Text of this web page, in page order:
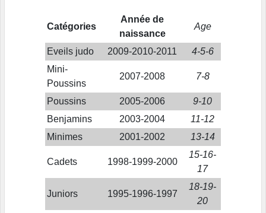
Catégories
Année de
naissance
Age
Eveils judo 2009-2010-2011
4-5-6
Mini-
Poussins
2007-2008 7-8
Poussins 2005-2006
9-10
Benjamins
2003-2004
11-12
Minimes
2001-2002 13-14
Cadets 1998-1999-2000
15-16-
17
Juniors 1995-1996-1997
18-19-
20